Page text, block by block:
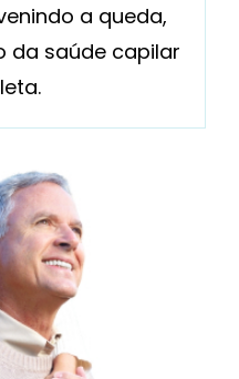
a queda,
da saúde capilar